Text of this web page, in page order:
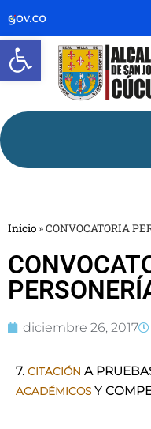
Abrir barra
Inicio »CONVOCATORIA
diciembre 26, 2017
7. CITACIÓN A
ACADÉMICOS Y